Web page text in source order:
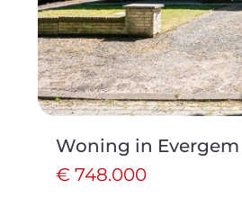
Woning in Evergem
€ 748.000